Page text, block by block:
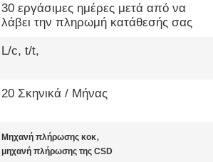
30 εργάσιμες ημέρες μετά από να
λάβει την πληρωμή κατάθεσής σας
L/c, t/t,
20 Σκηνικά / Μήνας
Μηχανή πλήρωσης κοκ,
μηχανή πλήρωσης της CSD